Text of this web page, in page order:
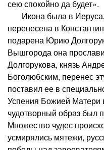
сею спокойно да будет».
Икона была в
перенесена в
подарена Юрию
Вышгорода она
Долгорукова, князь
Боголюбским, перенес
поставил ее в
Успения Божией Матери
чудотворный образ был
Множество чудес
усмирялись мятежи,